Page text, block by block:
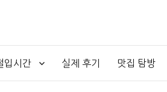
입시간 실제 후기 맛집 탐방